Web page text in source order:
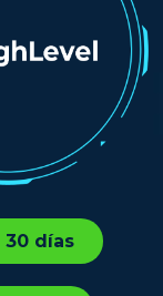
30 días